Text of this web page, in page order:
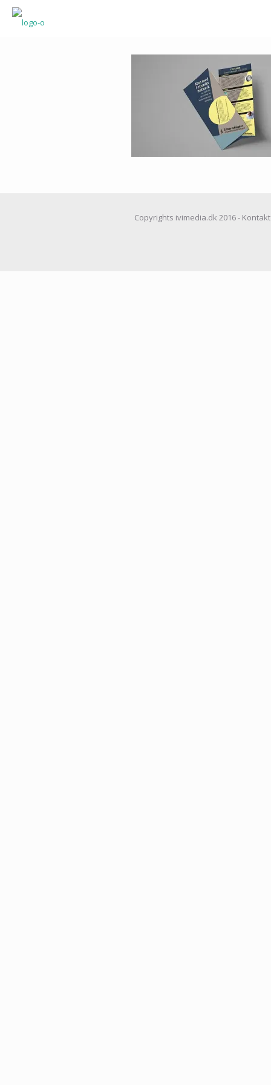
Copyrights ivimedia.dk 2016 -